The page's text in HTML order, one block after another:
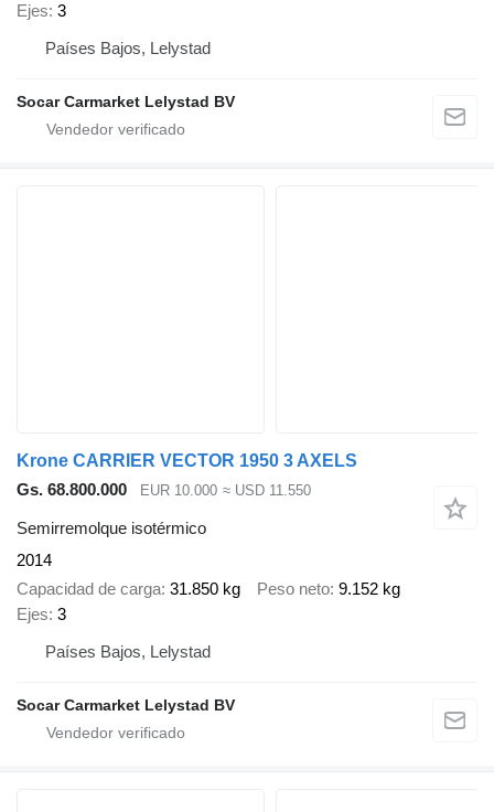
Ejes 3
Países Bajos, Lelystad
Socar Carmarket Lelystad BV
Krone CARRIER VECTOR 1950 3 AXELS
Gs. 68.800.000
EUR 10.000 ≈ USD 11.550
Semirremolque isotérmico
2014
Capacidad de carga 31.850 kg Peso neto 9.152 kg
Ejes 3
Países Bajos, Lelystad
Socar Carmarket Lelystad BV